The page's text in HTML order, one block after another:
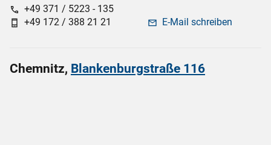
call +49 371 / 5223 - 135
phone_android +49 172 / 388 21 21 mail E-Mail schreiben
Chemnitz, Blankenburgstraße 116